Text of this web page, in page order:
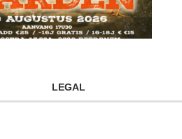
LEGAL